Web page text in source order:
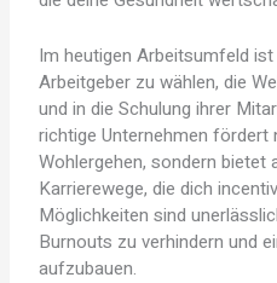
Im heutigen Arbeitsumfeld
Arbeitgeber zu wählen, die
und in die Schulung ihrer
richtige Unternehmen fördert
Wohlergehen, sondern bietet
Karrierewege, die dich
Möglichkeiten sind
Burnouts zu verhindern und
aufzubauen.